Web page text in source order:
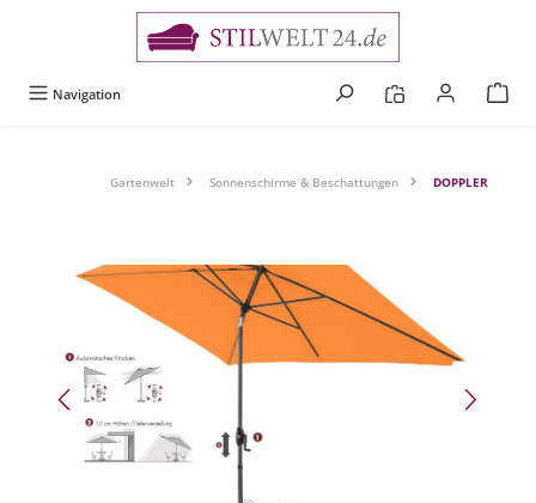
Navigation
Gartenwelt Sonnenschirme & Beschattungen DOPPLER
Bildergalerie überspringen